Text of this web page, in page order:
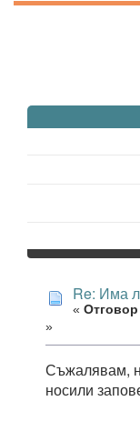
Re: Има
« Отговор
»
Съжалявам,
носили